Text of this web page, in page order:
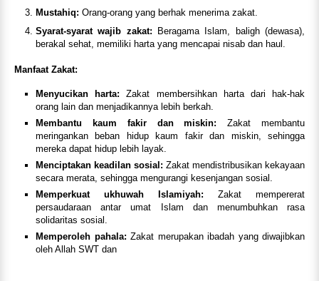
Mustahiq: Orang-orang yang berhak menerima zakat.
Syarat-syarat wajib zakat: Beragama Islam, baligh (dewasa),
berakal sehat, memiliki harta yang mencapai nisab dan haul.
Manfaat Zakat:
Menyucikan harta: Zakat membersihkan harta dari hak-hak
orang lain dan menjadikannya lebih berkah.
Membantu kaum fakir dan miskin: Zakat membantu
meringankan beban hidup kaum fakir dan miskin, sehingga
mereka dapat hidup lebih layak.
Menciptakan keadilan sosial: Zakat mendistribusikan kekayaan
secara merata, sehingga mengurangi kesenjangan sosial.
Memperkuat ukhuwah Islamiyah: Zakat mempererat
persaudaraan antar umat Islam dan menumbuhkan rasa
solidaritas sosial.
Memperoleh pahala: Zakat merupakan ibadah yang diwajibkan
oleh Allah SWT dan